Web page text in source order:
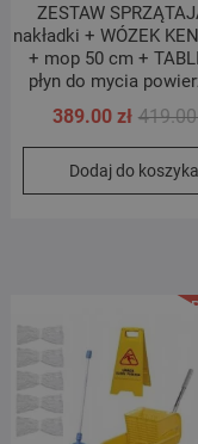
ZESTAW
nakładki + WÓZEK
+ mop 50 cm +
płyn do mycia
389.00 zł
Dodaj do koszyka